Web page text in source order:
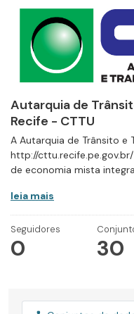
Autarquia de
Recife - CTTU
A Autarquia de Trânsito e
http://
de economia mista
leia mais
Seguidores
0 30